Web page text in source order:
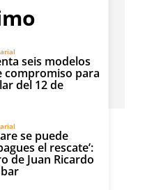
seis modelos
compromiso para
del 12 de
se puede
el rescate’:
de Juan Ricardo